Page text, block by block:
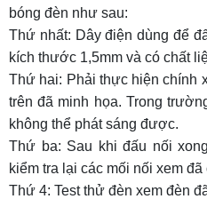
bóng đèn như sau:
Thứ nhất: Dây điện dùng để
kích thước 1,5mm và có chất
Thứ hai: Phải thực hiện chính
trên đã minh họa. Trong
không thể phát sáng được.
Thứ ba: Sau khi đấu nối
kiểm tra lại các mối nối xem
Thứ 4: Test thử đèn xem đèn